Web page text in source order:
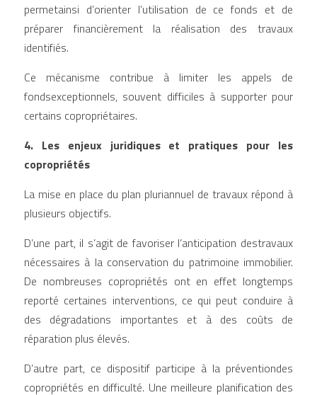
permetainsi d’orienter l’utilisation de ce fonds et de
préparer financièrement la réalisation des travaux
identifiés.
Ce mécanisme contribue à limiter les appels de
fondsexceptionnels, souvent difficiles à supporter pour
certains copropriétaires.
4. Les enjeux juridiques et pratiques pour les
copropriétés
La mise en place du plan pluriannuel de travaux répond à
plusieurs objectifs.
D’une part, il s’agit de favoriser l’anticipation destravaux
nécessaires à la conservation du patrimoine immobilier.
De nombreuses copropriétés ont en effet longtemps
reporté certaines interventions, ce qui peut conduire à
des dégradations importantes et à des coûts de
réparation plus élevés.
D’autre part, ce dispositif participe à la préventiondes
copropriétés en difficulté. Une meilleure planification des